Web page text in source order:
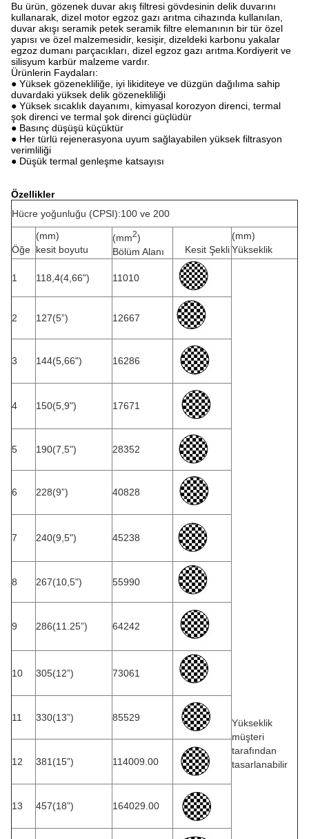
Bu ürün, gözenek duvar akış filtresi gövdesinin delik duvarını
kullanarak, dizel motor egzoz gazı arıtma cihazında kullanılan,
duvar akışı seramik petek seramik filtre elemanının bir tür özel
yapısı ve özel malzemesidir, kesişir, dizeldeki karbonu yakalar
egzoz dumanı parçacıkları, dizel egzoz gazı arıtma.Kordiyerit ve
silisyum karbür malzeme vardır.
Ürünlerin Faydaları:
● Yüksek gözenekliliğe, iyi likiditeye ve düzgün dağılıma sahip
duvardaki yüksek delik gözenekliliği
● Yüksek sıcaklık dayanımı, kimyasal korozyon direnci, termal
şok direnci ve termal şok direnci güçlüdür
● Basınç düşüşü küçüktür
● Her türlü rejenerasyona uyum sağlayabilen yüksek filtrasyon
verimliliği
● Düşük termal genleşme katsayısı
Özellikler
Hücre yoğunluğu (CPSI):100 ve 200
Öğe
(mm)
kesit boyutu
(mm2)
Bölüm Alanı
Kesit Şekli
(mm)
Yükseklik
1 118,4(4,66") 11010
Yükseklik
müşteri
tarafından
tasarlanabilir
2 127(5”) 12667
3 144(5,66") 16286
4 150(5,9") 17671
5 190(7,5") 28352
6 228(9”) 40828
7 240(9,5") 45238
8 267(10,5") 55990
9 286(11.25”) 64242
10 305(12”) 73061
11 330(13”) 85529
12 381(15”) 114009.00
13 457(18”) 164029.00